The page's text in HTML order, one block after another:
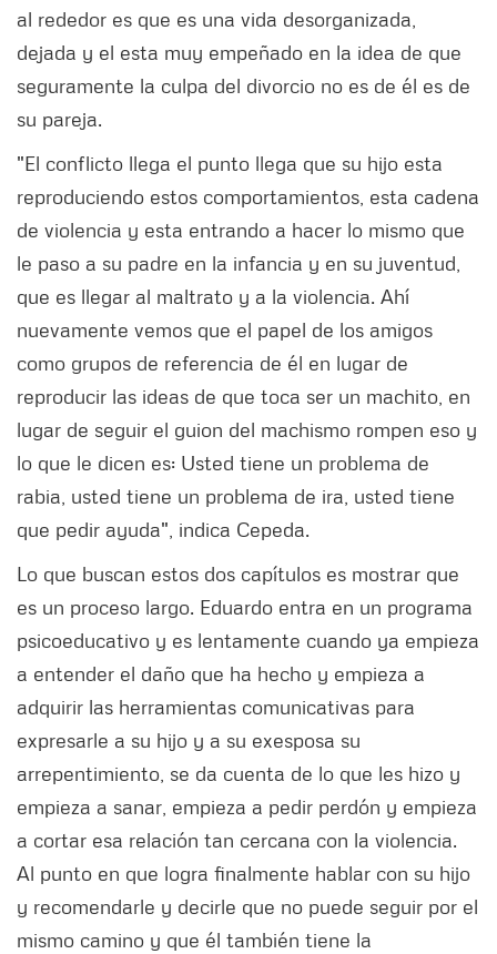
al rededor es que es una vida desorganizada,
dejada y el esta muy empeñado en la idea de que
seguramente la culpa del divorcio no es de él es de
su pareja.
"El conflicto llega el punto llega que su hijo esta
reproduciendo estos comportamientos, esta cadena
de violencia y esta entrando a hacer lo mismo que
le paso a su padre en la infancia y en su juventud,
que es llegar al maltrato y a la violencia. Ahí
nuevamente vemos que el papel de los amigos
como grupos de referencia de él en lugar de
reproducir las ideas de que toca ser un machito, en
lugar de seguir el guion del machismo rompen eso y
lo que le dicen es: Usted tiene un problema de
rabia, usted tiene un problema de ira, usted tiene
que pedir ayuda", indica Cepeda.
Lo que buscan estos dos capítulos es mostrar que
es un proceso largo. Eduardo entra en un programa
psicoeducativo y es lentamente cuando ya empieza
a entender el daño que ha hecho y empieza a
adquirir las herramientas comunicativas para
expresarle a su hijo y a su exesposa su
arrepentimiento, se da cuenta de lo que les hizo y
empieza a sanar, empieza a pedir perdón y empieza
a cortar esa relación tan cercana con la violencia.
Al punto en que logra finalmente hablar con su hijo
y recomendarle y decirle que no puede seguir por el
mismo camino y que él también tiene la